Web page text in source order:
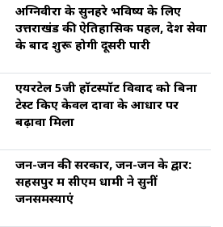
अग्निवीरों के सुनहरे भविष्य के लिए
उत्तराखंड की ऐतिहासिक पहल, देश सेवा
के बाद शुरू होगी दूसरी पारी
एयरटेल 5जी हॉटस्पॉट विवाद को बिना
टेस्ट किए केवल दावों के आधार पर
बढ़ावा मिला
जन-जन की सरकार, जन-जन के द्वार:
सहसपुर में सीएम धामी ने सुनीं
जनसमस्याएं